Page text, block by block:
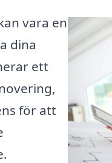
vara en
dina
ett
för att